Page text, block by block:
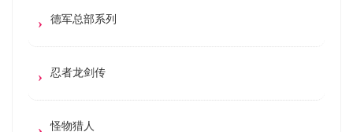
德军总部系列
忍者龙剑传
怪物猎人